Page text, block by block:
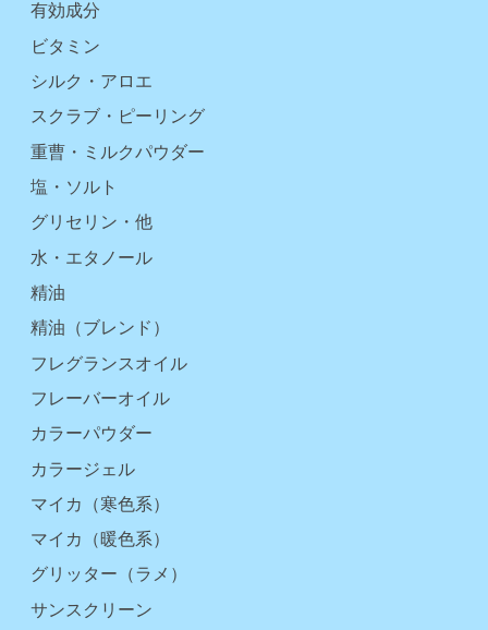
有効成分
ビタミン
シルク・アロエ
スクラブ・ピーリング
重曹・ミルクパウダー
塩・ソルト
グリセリン・他
水・エタノール
精油
精油（ブレンド）
フレグランスオイル
フレーバーオイル
カラーパウダー
カラージェル
マイカ（寒色系）
マイカ（暖色系）
グリッター（ラメ）
サンスクリーン